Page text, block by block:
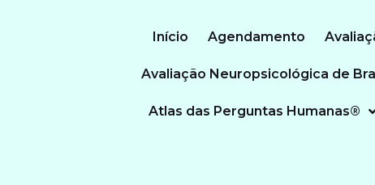
Início Agendamento
Avaliação Neuropsicológica de
Atlas das Perguntas Humanas®